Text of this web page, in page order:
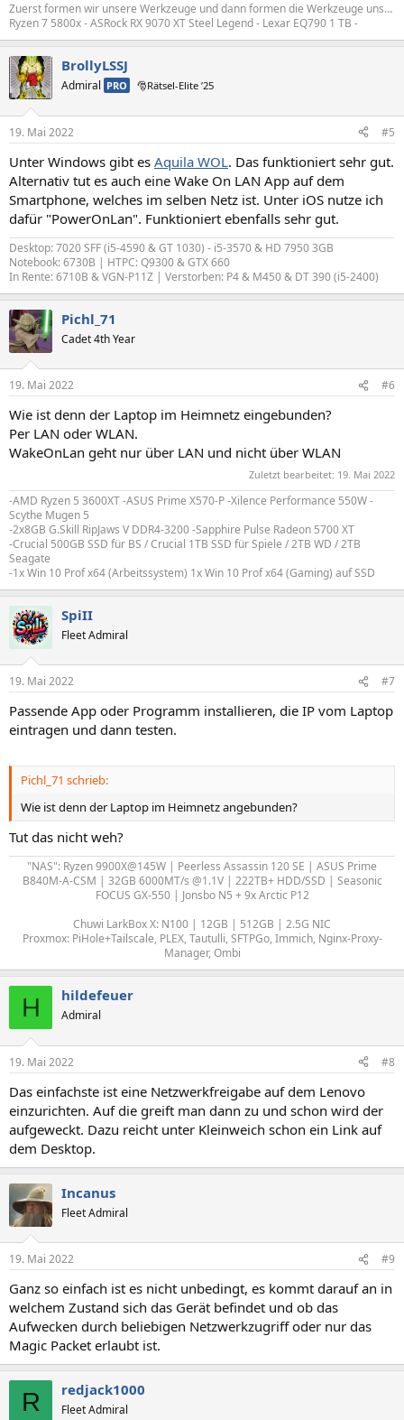
Zuerst formen wir unsere Werkzeuge und dann formen die Werkzeuge uns…
Ryzen 7 5800x - ASRock RX 9070 XT Steel Legend - Lexar EQ790 1 TB -
BrollyLSSJ
Admiral PRO 🎅Rätsel-Elite ’25
19. Mai 2022 #5
Unter Windows gibt es Aquila WOL. Das funktioniert sehr gut.
Alternativ tut es auch eine Wake On LAN App auf dem
Smartphone, welches im selben Netz ist. Unter iOS nutze ich
dafür "PowerOnLan". Funktioniert ebenfalls sehr gut.
Desktop: 7020 SFF (i5-4590 & GT 1030) - i5-3570 & HD 7950 3GB
Notebook: 6730B | HTPC: Q9300 & GTX 660
In Rente: 6710B & VGN-P11Z | Verstorben: P4 & M450 & DT 390 (i5-2400)
Pichl_71
Cadet 4th Year
19. Mai 2022 #6
Wie ist denn der Laptop im Heimnetz eingebunden?
Per LAN oder WLAN.
WakeOnLan geht nur über LAN und nicht über WLAN
Zuletzt bearbeitet: 19. Mai 2022
-AMD Ryzen 5 3600XT -ASUS Prime X570-P -Xilence Performance 550W -
Scythe Mugen 5
-2x8GB G.Skill RipJaws V DDR4-3200 -Sapphire Pulse Radeon 5700 XT
-Crucial 500GB SSD für BS / Crucial 1TB SSD für Spiele / 2TB WD / 2TB
Seagate
-1x Win 10 Prof x64 (Arbeitssystem) 1x Win 10 Prof x64 (Gaming) auf SSD
SpiII
Fleet Admiral
19. Mai 2022 #7
Passende App oder Programm installieren, die IP vom Laptop
eintragen und dann testen.
Pichl_71 schrieb:
Wie ist denn der Laptop im Heimnetz angebunden?
Tut das nicht weh?
"NAS": Ryzen 9900X@145W | Peerless Assassin 120 SE | ASUS Prime
B840M-A-CSM | 32GB 6000MT/s @1.1V | 222TB+ HDD/SSD | Seasonic
FOCUS GX-550 | Jonsbo N5 + 9x Arctic P12
Chuwi LarkBox X: N100 | 12GB | 512GB | 2.5G NIC
Proxmox: PiHole+Tailscale, PLEX, Tautulli, SFTPGo, Immich, Nginx-Proxy-
Manager, Ombi
H hildefeuer
Admiral
19. Mai 2022 #8
Das einfachste ist eine Netzwerkfreigabe auf dem Lenovo
einzurichten. Auf die greift man dann zu und schon wird der
aufgeweckt. Dazu reicht unter Kleinweich schon ein Link auf
dem Desktop.
Incanus
Fleet Admiral
19. Mai 2022 #9
Ganz so einfach ist es nicht unbedingt, es kommt darauf an in
welchem Zustand sich das Gerät befindet und ob das
Aufwecken durch beliebigen Netzwerkzugriff oder nur das
Magic Packet erlaubt ist.
R redjack1000
Fleet Admiral